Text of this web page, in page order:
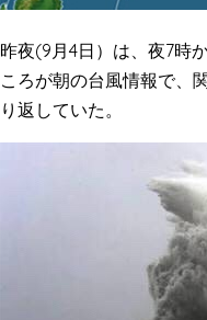
昨夜(9月4日）は、夜7時
ころが朝の台風情報で、
り返していた。